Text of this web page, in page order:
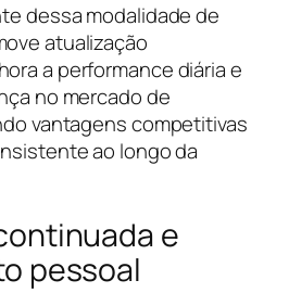
dessa modalidade de
atualização
a performance diária e
no mercado de
vantagens competitivas
ao longo da
e
pessoal